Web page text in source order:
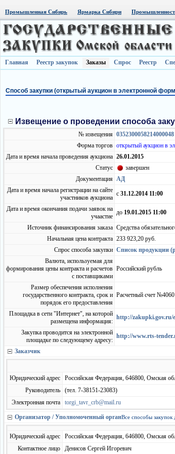
Промышленная Сибирь Ярмарка Сибири
Главная Реестр закупок Заказы Спрос Реестр
Способ закупки (открытый аукцион в электронной
Извещение о проведении способа
№ извещения 0352300058214000048
Форма торгов открытый аукцион в
Дата и время начала проведения аукциона 26.01.2015
Статус
завершен
Документация АД
Дата и время начала регистрации на сайте
участников аукциона
с 31.12.2014 11:00
Дата и время окончания подачи заявок на
учаастие
до 19.01.2015 11:00
Источник финансирования заказа Средства
Начальная цена контракта 233 923,20 руб.
Спрос способа закупки Список продукции
Валюта, используемая для
формирования цены контракта и расчетов
с поставщиками
Российский рубль
Размер обеспечения исполнения
государственного контракта, срок и
порядок его предоставления
Расчетный счет
Площадка в сети "Интернет", на которой
размещена информация:
http://zakupki.gov.ru/
Закупка проводится на электронной
площадке по следующему адресу:
http://www.rts-
Заказчик
Юридический адрес
Российская Федерация, 646800, Омская
Руководитель
(тел. 7-38151-23083)
Электронная почта
torgi_tavr_crb@mail.ru
Организатор / Уполномоченный органВсе способы закупок
Юридический адрес
Российская Федерация, 646800, Омская
Контактное лицо
Денисов Сергей Игоревич